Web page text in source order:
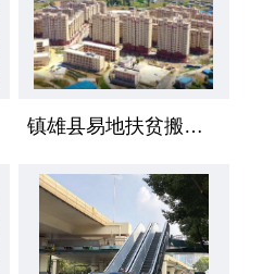
镇雄县易地扶贫搬迁工程